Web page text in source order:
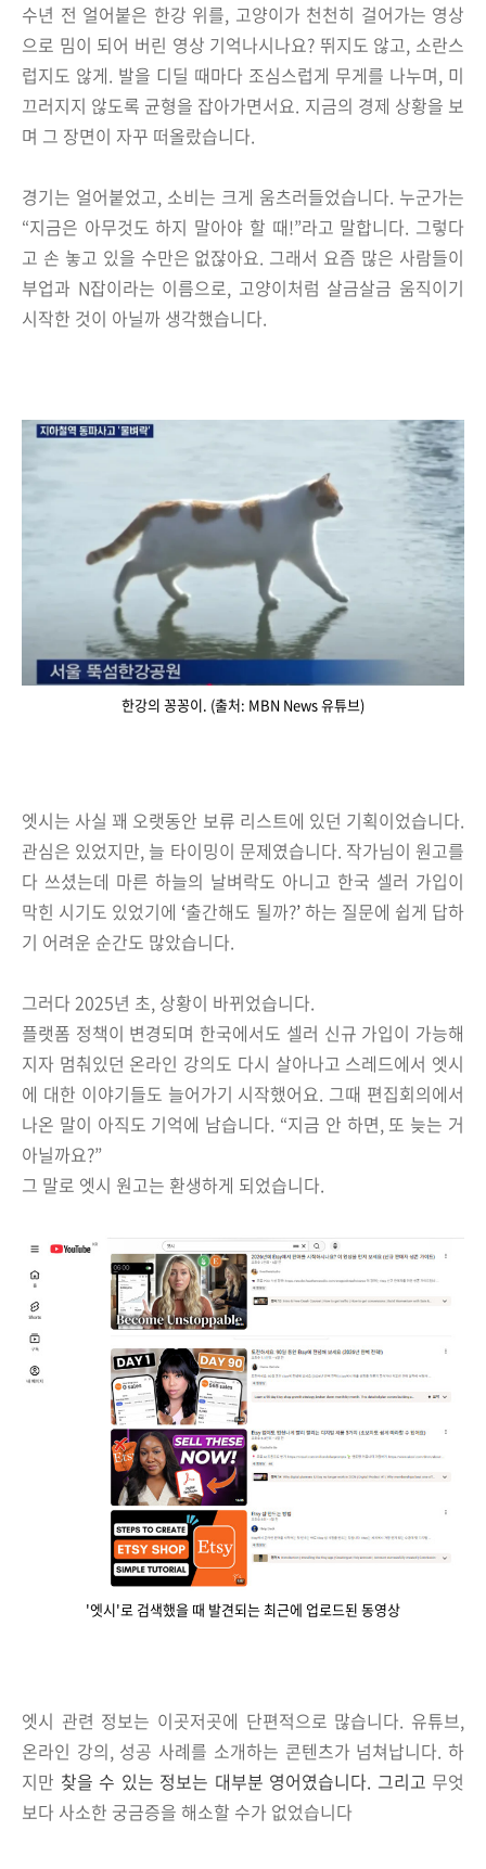
수년 전 얼어붙은 한강 위를, 고양이가 천천히 걸어가는 영상
으로 밈이 되어 버린 영상 기억나시나요? 뛰지도 않고, 소란스
럽지도 않게. 발을 디딜 때마다 조심스럽게 무게를 나누며, 미
끄러지지 않도록 균형을 잡아가면서요. 지금의 경제 상황을 보
며 그 장면이 자꾸 떠올랐습니다.
경기는 얼어붙었고, 소비는 크게 움츠러들었습니다. 누군가는
“지금은 아무것도 하지 말아야 할 때!”라고 말합니다. 그렇다
고 손 놓고 있을 수만은 없잖아요. 그래서 요즘 많은 사람들이
부업과 N잡이라는 이름으로, 고양이처럼 살금살금 움직이기
시작한 것이 아닐까 생각했습니다.
한강의 꽁꽁이. (출처: MBN News 유튜브)
엣시는 사실 꽤 오랫동안 보류 리스트에 있던 기획이었습니다.
관심은 있었지만, 늘 타이밍이 문제였습니다. 작가님이 원고를
다 쓰셨는데 마른 하늘의 날벼락도 아니고 한국 셀러 가입이
막힌 시기도 있었기에 ‘출간해도 될까?’하는 질문에 쉽게 답하
기 어려운 순간도 많았습니다.
그러다 2025년 초, 상황이 바뀌었습니다.
플랫폼 정책이 변경되며 한국에서도 셀러 신규 가입이 가능해
지자 멈춰있던 온라인 강의도 다시 살아나고 스레드에서 엣시
에 대한 이야기들도 늘어가기 시작했어요. 그때 편집회의에서
나온 말이 아직도 기억에 남습니다. “지금 안 하면, 또 늦는 거
아닐까요?”
그 말로 엣시 원고는 환생하게 되었습니다.
'엣시'로 검색했을 때 발견되는 최근에 업로드된 동영상
엣시 관련 정보는 이곳저곳에 단편적으로 많습니다. 유튜브,
온라인 강의, 성공 사례를 소개하는 콘텐츠가 넘쳐납니다. 하
지만 찾을 수 있는 정보는 대부분 영어였습니다. 그리고 무엇
보다 사소한 궁금증을 해소할 수가 없었습니다